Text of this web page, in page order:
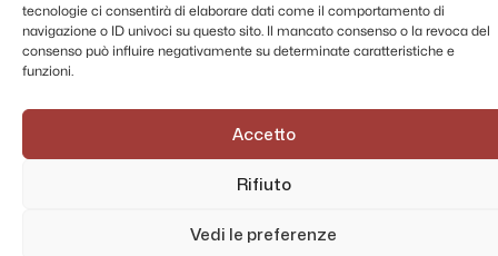
tecnologie ci consentirà di elaborare dati come il comportamento di
navigazione o ID univoci su questo sito. Il mancato consenso o la revoca del
consenso può influire negativamente su determinate caratteristiche e
funzioni.
Accetto
Rifiuto
Vedi le preferenze